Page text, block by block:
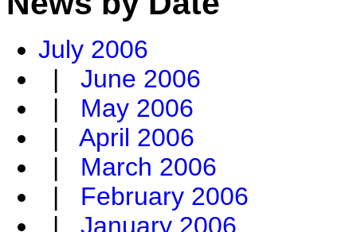
July 2006
| June 2006
| May 2006
| April 2006
| March 2006
| February 2006
| January 2006